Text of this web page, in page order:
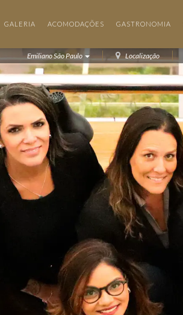
GALERIA ACOMODAÇÕES GASTRONOMIA
Emiliano São Paulo Localização